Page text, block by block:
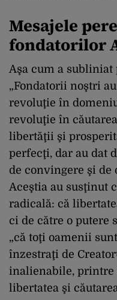
Mesajele
fondatorilor
Aşa cum a
„Fondatorii noştri
revoluţie în
revoluţie în
libertăţii şi
perfecţi, dar au dat
de convingere şi de
Aceştia au susţinut
radicală: că
ci de către o putere
„că toţi oamenii
înzestraţi de
inalienabile, printre
libertatea şi